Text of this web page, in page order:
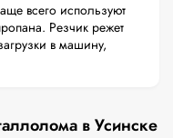
всего используют
Резчик режет
в машину,
в Усинске